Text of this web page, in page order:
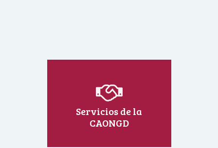
Servicios de la
CAONGD